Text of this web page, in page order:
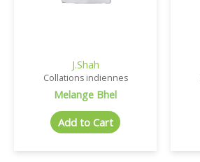
J.Shah
Collations indiennes
Melange Bhel
Add to Cart